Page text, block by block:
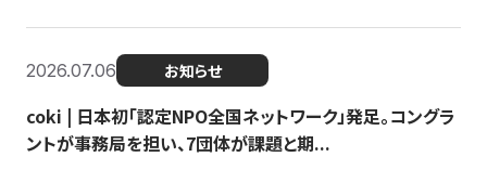
2026.07.06 お知らせ
coki | 日本初「認定NPO全国ネットワーク」発足。コングラ
ントが事務局を担い、7団体が課題と期...